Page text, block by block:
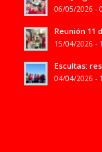
06/05/2026 -
Reunión 11
15/04/2026 -
Escultas:
04/04/2026 -